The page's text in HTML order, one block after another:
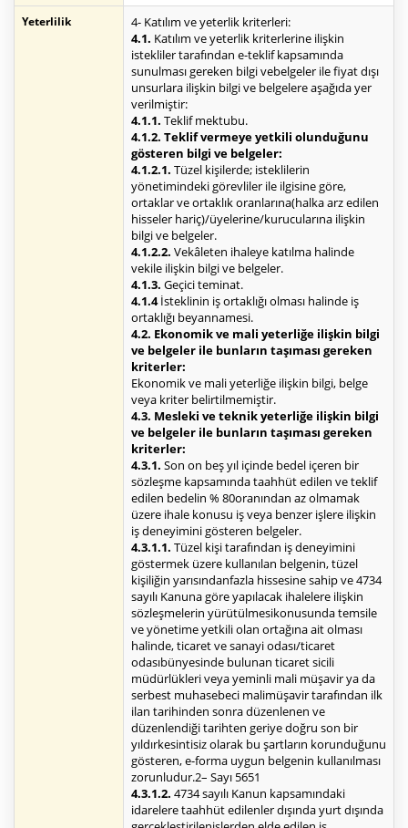
Yeterlilik
4- Katılım ve yeterlik kriterleri:
4.1. Katılım ve yeterlik kriterlerine ilişkin
istekliler tarafından e-teklif kapsamında
sunulması gereken bilgi vebelgeler ile fiyat dışı
unsurlara ilişkin bilgi ve belgelere aşağıda yer
verilmiştir:
4.1.1. Teklif mektubu.
4.1.2. Teklif vermeye yetkili olunduğunu
gösteren bilgi ve belgeler:
4.1.2.1. Tüzel kişilerde; isteklilerin
yönetimindeki görevliler ile ilgisine göre,
ortaklar ve ortaklık oranlarına(halka arz edilen
hisseler hariç)/üyelerine/kurucularına ilişkin
bilgi ve belgeler.
4.1.2.2. Vekâleten ihaleye katılma halinde
vekile ilişkin bilgi ve belgeler.
4.1.3. Geçici teminat.
4.1.4İsteklinin iş ortaklığı olması halinde iş
ortaklığı beyannamesi.
4.2. Ekonomik ve mali yeterliğe ilişkin bilgi
ve belgeler ile bunların taşıması gereken
kriterler:
Ekonomik ve mali yeterliğe ilişkin bilgi, belge
veya kriter belirtilmemiştir.
4.3. Mesleki ve teknik yeterliğe ilişkin bilgi
ve belgeler ile bunların taşıması gereken
kriterler:
4.3.1. Son on beş yıl içinde bedel içeren bir
sözleşme kapsamında taahhüt edilen ve teklif
edilen bedelin % 80oranından az olmamak
üzere ihale konusu iş veya benzer işlere ilişkin
iş deneyimini gösteren belgeler.
4.3.1.1. Tüzel kişi tarafından iş deneyimini
göstermek üzere kullanılan belgenin, tüzel
kişiliğin yarısındanfazla hissesine sahip ve 4734
sayılı Kanuna göre yapılacak ihalelere ilişkin
sözleşmelerin yürütülmesikonusunda temsile
ve yönetime yetkili olan ortağına ait olması
halinde, ticaret ve sanayi odası/ticaret
odasıbünyesinde bulunan ticaret sicili
müdürlükleri veya yeminli mali müşavir ya da
serbest muhasebeci malimüşavir tarafından ilk
ilan tarihinden sonra düzenlenen ve
düzenlendiği tarihten geriye doğru son bir
yıldırkesintisiz olarak bu şartların korunduğunu
gösteren, e-forma uygun belgenin kullanılması
zorunludur.2– Sayı 5651
4.3.1.2. 4734 sayılı Kanun kapsamındaki
idarelere taahhüt edilenler dışında yurt dışında